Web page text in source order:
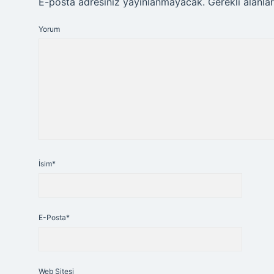
Yorum
İsim*
E-Posta*
Web Sitesi